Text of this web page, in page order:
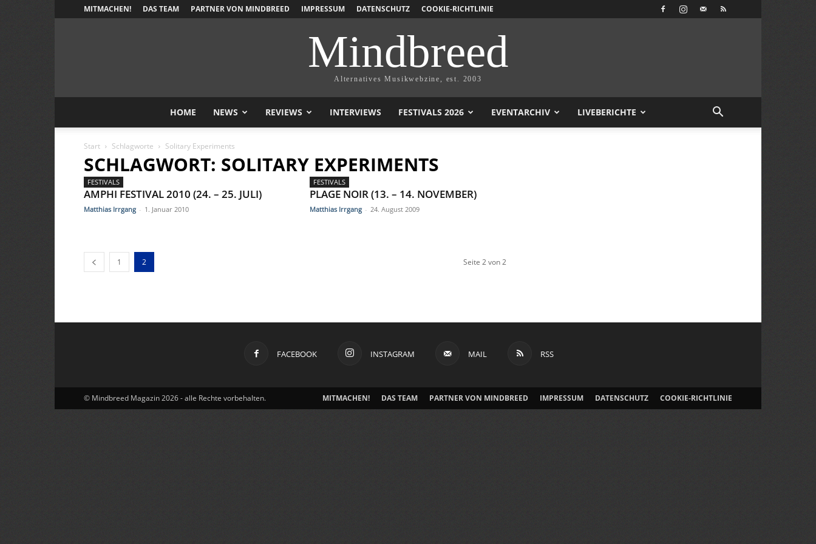
MITMACHEN! DAS TEAM PARTNER VON MINDBREED IMPRESSUM DATENSCHUTZ COOKIE-RICHTLINIE
Mindbreed
Alternatives Musikwebzine, est. 2003
HOME NEWS REVIEWS INTERVIEWS FESTIVALS 2026 EVENTARCHIV LIVEBERICHTE
Start Schlagworte Solitary Experiments
SCHLAGWORT: SOLITARY EXPERIMENTS
FESTIVALS
AMPHI FESTIVAL 2010 (24. – 25. JULI)
Matthias Irrgang - 1. Januar 2010
FESTIVALS
PLAGE NOIR (13. – 14. NOVEMBER)
Matthias Irrgang - 24. August 2009
1 2 Seite 2 von 2
FACEBOOK INSTAGRAM MAIL RSS
MITMACHEN! DAS TEAM PARTNER VON MINDBREED IMPRESSUM DATENSCHUTZ COOKIE-RICHTLINIE
© Mindbreed Magazin 2026 - alle Rechte vorbehalten.